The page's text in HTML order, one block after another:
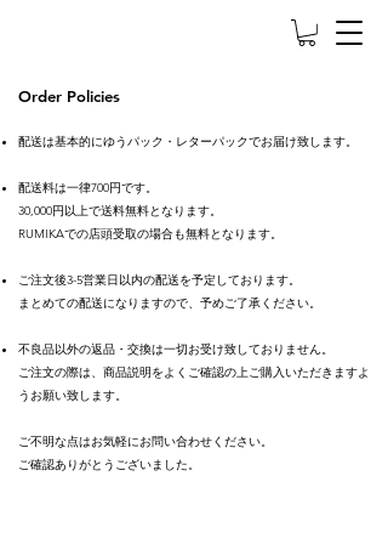
Order Policies
配送は基本的にゆうパック・レターパックでお届け致します。
配送料は一律700円です。
30,000円以上で送料無料となります。
RUMIKAでの店頭受取の場合も無料となります。
ご注文後3-5営業日以内の配送を予定しております。
まとめての配送になりますので、予めご了承ください。
不良品以外の返品・交換は一切お受け致しておりません。
ご注文の際は、商品説明をよくご確認の上ご購入いただきますよ
うお願い致します。
ご不明な点はお気軽にお問い合わせください。
ご確認ありがとうございました。